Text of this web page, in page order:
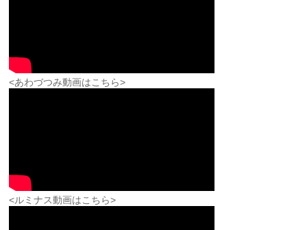
<あわづつみ動画はこちら>
<ルミナス動画はこちら>